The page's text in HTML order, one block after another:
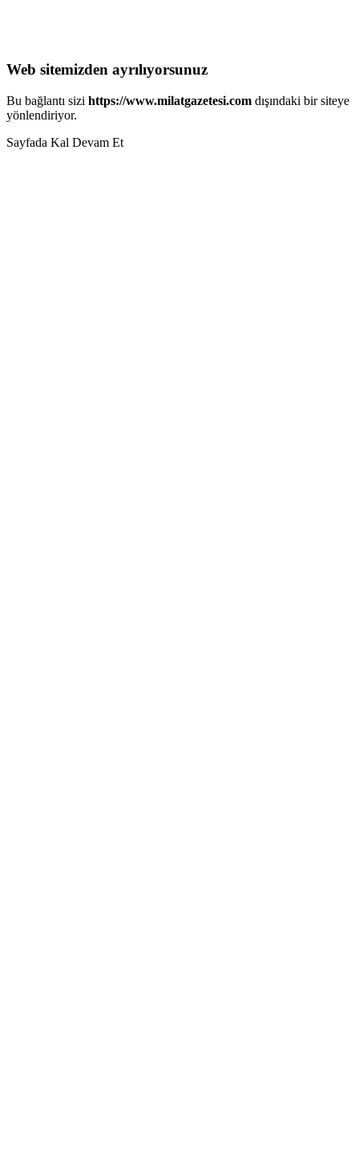
Web sitemizden ayrılıyorsunuz
Bu bağlantı sizi https://www.milatgazetesi.com dışındaki bir siteye
yönlendiriyor.
Sayfada Kal Devam Et